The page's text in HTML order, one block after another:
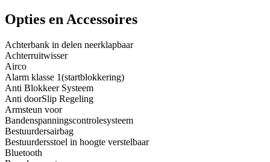
Opties en Accessoires
Achterbank in delen neerklapbaar
Achterruitwisser
Airco
Alarm klasse 1(startblokkering)
Anti Blokkeer Systeem
Anti doorSlip Regeling
Armsteun voor
Bandenspanningscontrolesysteem
Bestuurdersairbag
Bestuurdersstoel in hoogte verstelbaar
Bluetooth